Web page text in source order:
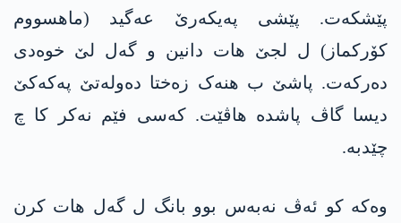
پێشکەت. پێشی پەیکەرێ عه‌گید (ماهسووم
کۆرکماز) ل لجێ هات دانین و گەل لێ خوەدی
دەرکەت. پاشێ ب هنەک زەختا دەولەتێ په‌كه‌كێ
دیسا گاڤ پاشدە هاڤێت. کەسی فێم نەکر کا چ
چێدبه‌.
وەکە کو ئەڤ نەبەس بوو بانگ ل گەل هات کرن